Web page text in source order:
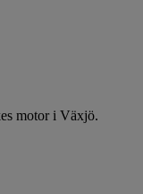
motor i Växjö.